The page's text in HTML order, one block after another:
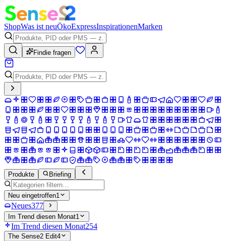
ShopWas ist neuÖkoExpressInspirationenMarken
Findie fragen
Produkte Briefing
Neu eingetroffen1
Neues377
Im Trend diesen Monat1
Im Trend diesen Monat254
The Sense2 Edit4